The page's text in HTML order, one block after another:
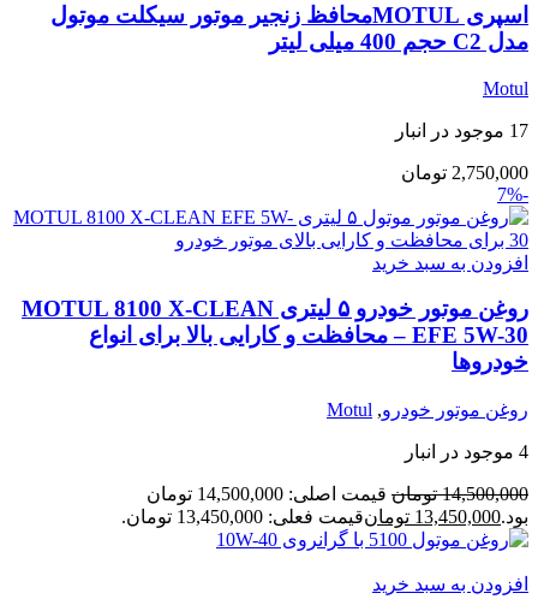
اسپری MOTULمحافظ زنجیر موتور سیکلت موتول
مدل C2 حجم 400 میلی لیتر
Motul
17 موجود در انبار
2,750,000 تومان
-7%
افزودن به سبد خرید
روغن موتور خودرو ۵ لیتری MOTUL 8100 X-CLEAN
EFE 5W-30 – محافظت و کارایی بالا برای انواع
خودروها
روغن موتور خودرو,
Motul
4 موجود در انبار
14,500,000 تومان
قیمت اصلی: 14,500,000 تومان
بود.13,450,000 تومانقیمت فعلی: 13,450,000 تومان.
افزودن به سبد خرید